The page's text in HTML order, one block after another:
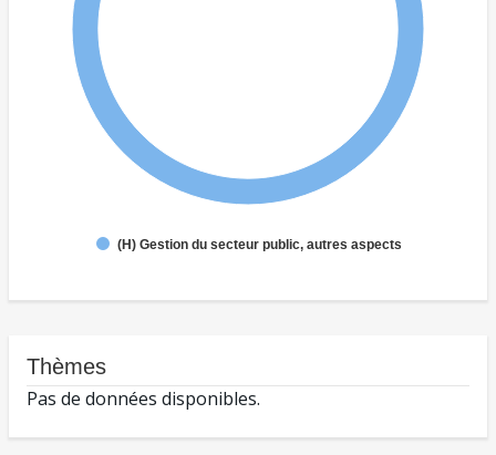
(H) Gestion du secteur public, autres aspects
Thèmes
Pas de données disponibles.